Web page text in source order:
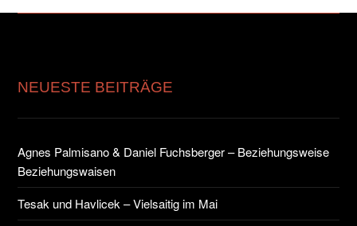
NEUESTE BEITRÄGE
Agnes Palmisano & Daniel Fuchsberger – Beziehungsweise
Beziehungswaisen
Tesak und Havlicek – Vielsaitig im Mai